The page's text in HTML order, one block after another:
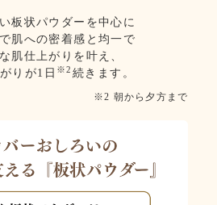
板状パウダーを中心に
肌への密着感と均一で
肌仕上がりを叶え、
りが1日 ※2 続きます。
※2 朝から夕方まで